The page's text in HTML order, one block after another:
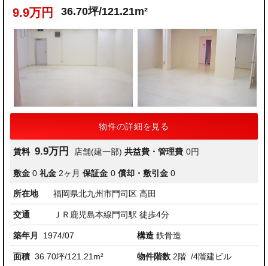
9.9万円 36.70坪/121.21m²
物件の詳細を見る
賃料 9.9万円 店舗(建一部) 共益費・管理費 0円
敷金 0 礼金 2ヶ月 保証金 0 償却・敷引金 0
所在地 福岡県北九州市門司区 高田
交通 ＪＲ鹿児島本線門司駅 徒歩4分
築年月 1974/07 構造 鉄骨造
面積 36.70坪/121.21m² 物件階数 2階 /4階建ビル